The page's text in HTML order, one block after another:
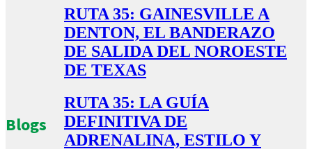
Blogs
RUTA 35: GAINESVILLE A
DENTON, EL BANDERAZO
DE SALIDA DEL NOROESTE
DE TEXAS
RUTA 35: LA GUÍA
DEFINITIVA DE
ADRENALINA, ESTILO Y